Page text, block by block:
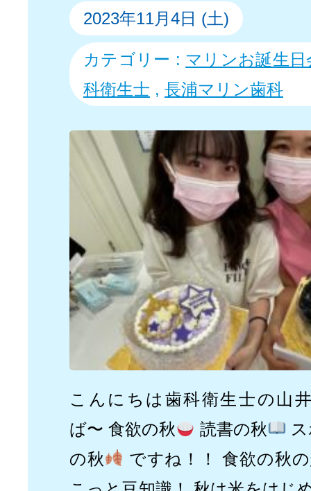
2023年11月4日 (土)
カテゴリー : マリンお誕生日
科衛生士 , 長浦マリン歯科
こんにちは歯科衛生士の山
ば〜 食欲の秋
読書の秋
の秋
ですね！！ 食欲の秋